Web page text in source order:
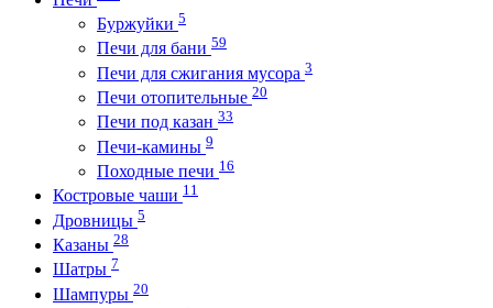
Буржуйки 5
Печи для бани 59
Печи для сжигания мусора 3
Печи отопительные 20
Печи под казан 33
Печи-камины 9
Походные печи 16
Костровые чаши 11
Дровницы 5
Казаны 28
Шатры 7
Шампуры 20